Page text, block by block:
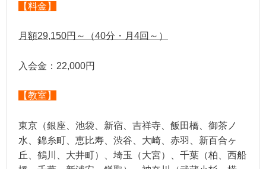
【料金】
月額29,150円～（40分・月4回～）
入会金：22,000円
【教室】
東京（銀座、池袋、新宿、吉祥寺、飯田橋、御茶ノ
水、錦糸町、恵比寿、渋谷、大崎、赤羽、新百合ヶ
丘、鶴川、大井町）、埼玉（大宮）、千葉（柏、西船